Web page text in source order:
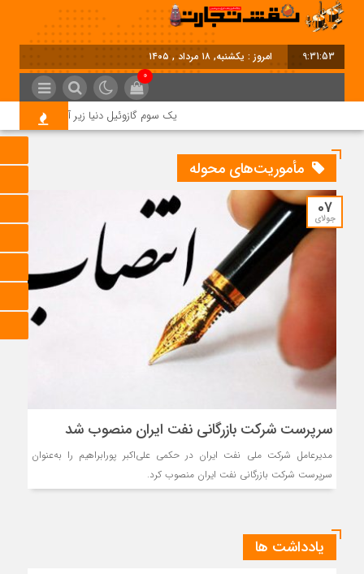
9:31:54 امروز : یکشنبه, ۱۸ مرداد , ۱۴۰۵
0
یک سوم گازوئیل دنیا زیر آتش جنگ؛
مأموریت‌های محوله
07
جولای
سرپرست شرکت بازرگانی نفت ایران منصوب شد
مدیرعامل شرکت ملی نفت ایران در حکمی علی‌اکبر پورابراهیم را به‌عنوان
سرپرست شرکت بازرگانی نفت ایران منصوب کرد.
یادداشت ها